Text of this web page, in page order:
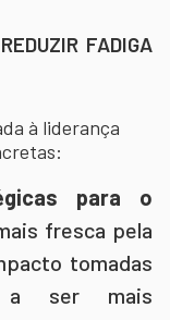
FADIGA
à liderança
para o
fresca pela
tomadas
a ser mais